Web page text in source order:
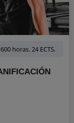
600 horas. 24 ECTS.